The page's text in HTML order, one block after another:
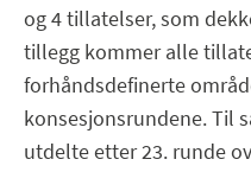
og 4 tillatelser, som
tillegg kommer alle
forhåndsdefinerte
konsesjonsrundene. Til
utdelte etter 23. runde